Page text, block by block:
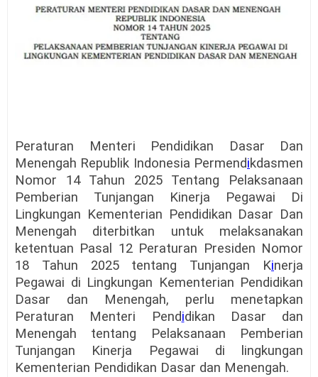
Peraturan Menteri Pendidikan Dasar Dan
Menengah Republik Indonesia Permendikdasmen
Nomor 14 Tahun 2025 Tentang Pelaksanaan
Pemberian Tunjangan Kinerja Pegawai Di
Lingkungan Kementerian Pendidikan Dasar Dan
Menengah diterbitkan untuk melaksanakan
ketentuan Pasal 12 Peraturan Presiden Nomor
18 Tahun 2025 tentang Tunjangan Kinerja
Pegawai di Lingkungan Kementerian Pendidikan
Dasar dan Menengah, perlu menetapkan
Peraturan Menteri Pendidikan Dasar dan
Menengah tentang Pelaksanaan Pemberian
Tunjangan Kinerja Pegawai di lingkungan
Kementerian Pendidikan Dasar dan Menengah.